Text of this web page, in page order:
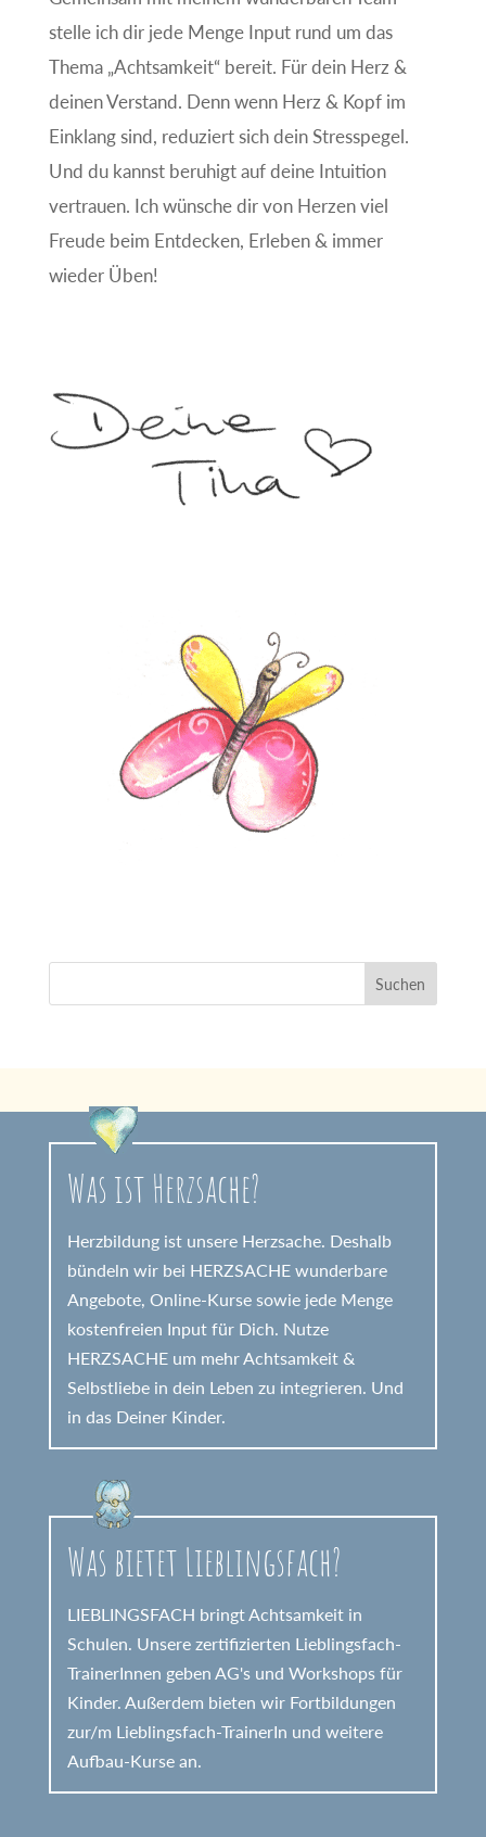
stelle ich dir jede Menge Input rund um das
Thema „Achtsamkeit“ bereit. Für dein Herz &
deinen Verstand. Denn wenn Herz & Kopf im
Einklang sind, reduziert sich dein Stresspegel.
Und du kannst beruhigt auf deine Intuition
vertrauen. Ich wünsche dir von Herzen viel
Freude beim Entdecken, Erleben & immer
wieder Üben!
Was ist Herzsache?
Herzbildung ist unsere Herzsache. Deshalb
bündeln wir bei HERZSACHE wunderbare
Angebote, Online-Kurse sowie jede Menge
kostenfreien Input für Dich. Nutze
HERZSACHE um mehr Achtsamkeit &
Selbstliebe in dein Leben zu integrieren. Und
in das Deiner Kinder.
Was bietet Lieblingsfach?
LIEBLINGSFACH bringt Achtsamkeit in
Schulen. Unsere zertifizierten Lieblingsfach-
TrainerInnen geben AG's und Workshops für
Kinder. Außerdem bieten wir Fortbildungen
zur/m Lieblingsfach-TrainerIn und weitere
Aufbau-Kurse an.